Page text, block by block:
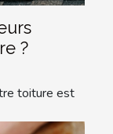
?
toiture est